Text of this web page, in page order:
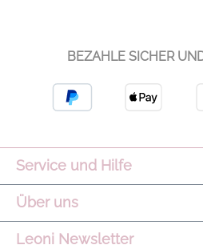
BEZAHLE SICHER
Service und Hilfe
Über uns
Leoni Newsletter